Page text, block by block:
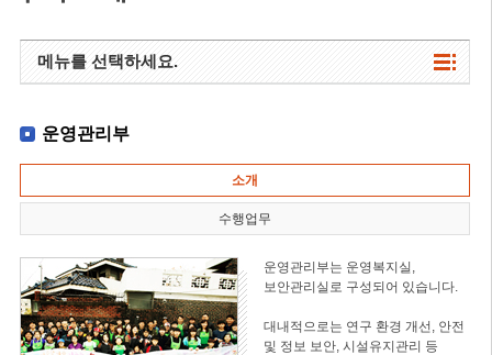
메뉴를 선택하세요.
운영관리부
소개
수행업무
운영관리부는 운영복지실,
보안관리실로 구성되어 있습니다.
대내적으로는 연구 환경 개선, 안전
및 정보 보안, 시설유지관리 등